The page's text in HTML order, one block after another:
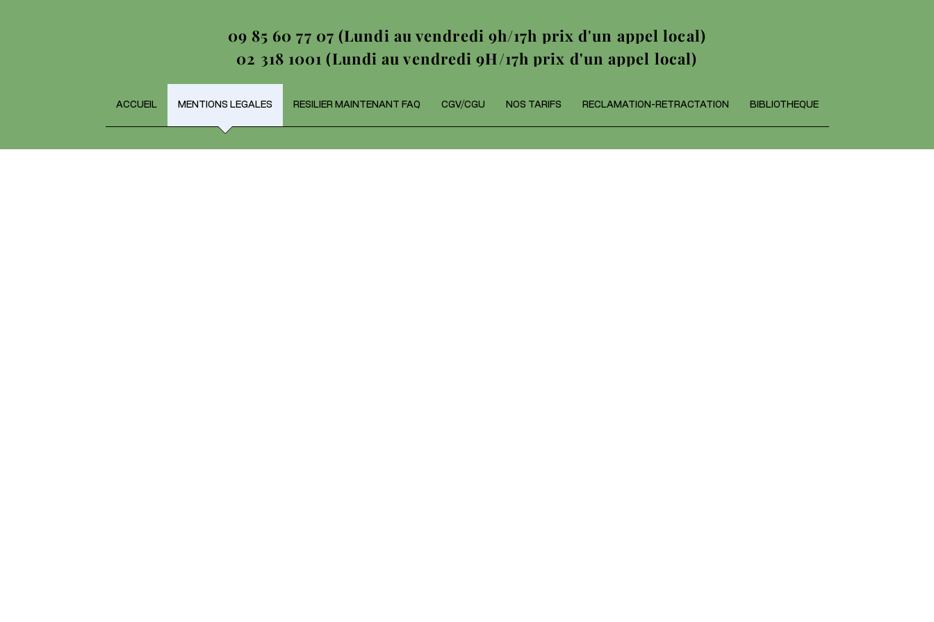
09 85 60 77 07 (Lundi au vendredi 9h/17h prix d'un appel local)
02 318 1001 (Lundi au vendredi 9H/17h prix d'un appel local)
ACCUEIL MENTIONS LEGALES RESILIER MAINTENANT FAQ CGV/CGU NOS TARIFS RECLAMATION-RETRACTATION BIBLIOTHEQUE